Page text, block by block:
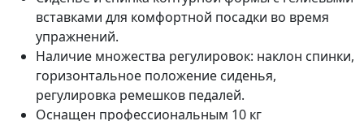
вставками для комфортной посадки во время
упражнений.
Наличие множества регулировок: наклон спинки,
горизонтальное положение сиденья,
регулировка ремешков педалей.
Оснащен профессиональным 10 кг